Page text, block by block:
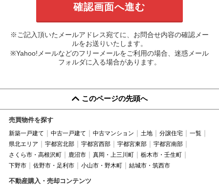
※ご記入頂いたメールアドレス宛てに、お問合せ内容の確認メー
ルをお送りいたします。
※Yahoo!メールなどのフリーメールをご利用の場合、迷惑メール
フォルダに入る場合があります。
このページの先頭へ
売買物件を探す
新築一戸建て 中古一戸建て 中古マンション 土地 分譲住宅
一覧
県北エリア
宇都宮北部 宇都宮西部 宇都宮東部
宇都宮南部
さくら市・高根沢町
鹿沼市 真岡・上三川町
栃木市・壬生町
下野市
佐野市・足利市 小山市・野木町 結城市・筑西市
不動産購入・売却コンテンツ